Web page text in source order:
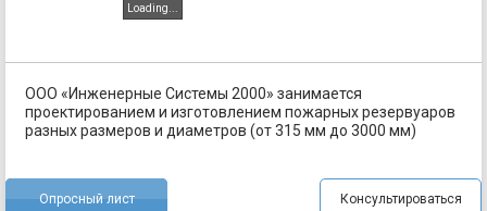
Loading...
Loading...
ООО «Инженерные Системы 2000» занимается
проектированием и изготовлением пожарных резервуаров
разных размеров и диаметров (от 315 мм до 3000 мм)
Опросный лист Консультироваться